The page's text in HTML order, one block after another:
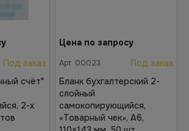
Под заказ
счёт"
2-х
Цена по запросу
Арт. 00023
Под заказ
Бланк бухгалтерский 2-
слойный
самокопирующийся,
«Товарный чек», А6,